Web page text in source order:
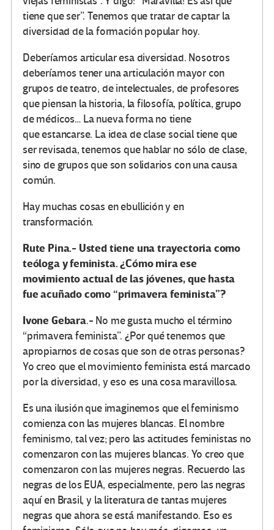
tiene que ser”. Tenemos que tratar de captar la
diversidad de la formación popular hoy.
Deberíamos articular esa diversidad. Nosotros
deberíamos tener una articulación mayor con
grupos de teatro, de intelectuales, de profesores
que piensan la historia, la filosofía, política, grupo
de médicos… La nueva forma no tiene
que estancarse. La idea de clase social tiene que
ser revisada, tenemos que hablar no sólo de clase,
sino de grupos que son solidarios con una causa
común.
Hay muchas cosas en ebullición y en
transformación.
Rute Pina.- Usted tiene una trayectoria como
teóloga y feminista. ¿Cómo mira ese
movimiento actual de las jóvenes, que hasta
fue acuñado como “primavera feminista”?
Ivone Gebara.- No me gusta mucho el término
“primavera feminista”. ¿Por qué tenemos que
apropiarnos de cosas que son de otras personas?
Yo creo que el movimiento feminista está marcado
por la diversidad, y eso es una cosa maravillosa.
Es una ilusión que imaginemos que el feminismo
comienza con las mujeres blancas. El nombre
feminismo, tal vez; pero las actitudes feministas no
comenzaron con las mujeres blancas. Yo creo que
comenzaron con las mujeres negras. Recuerdo las
negras de los EUA, especialmente, pero las negras
aquí en Brasil, y la literatura de tantas mujeres
negras que ahora se está manifestando. Eso es